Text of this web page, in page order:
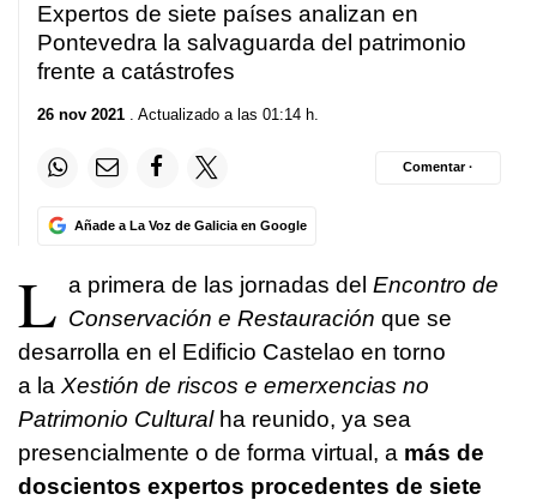
Expertos de siete países analizan en
Pontevedra la salvaguarda del patrimonio
frente a catástrofes
26 nov 2021 . Actualizado a las 01:14 h.
Añade a La Voz de Galicia en Google
Comentar ·
L a primera de las jornadas del Encontro de
Conservación e Restauración que se
desarrolla en el Edificio Castelao en torno
a la Xestión de riscos e emerxencias no
Patrimonio Culturalha reunido, ya sea
presencialmente o de forma virtual, a más de
doscientos expertos procedentes de siete